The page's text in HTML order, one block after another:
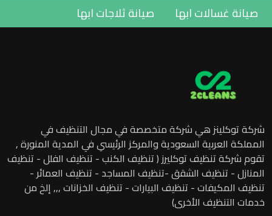
صيانة غسالات ابها صيانة ثلاجات ابها
شركة توكلينز هي شركة متخصصة في مجال التنظيف في
المملكة العربية السعودية والمركز الرئيسي في المدية المنورة ,
تقوم شركة تنظيف توكليرز ( تنظيف الكنب - تنظيف الفلل - تنظيف
المنازل - تنظيف الشقق -تنظيف المساجد - تنظيف العمائر -
تنظيف المكيفات - تنظيف البيارات - تنظيف الخزانات ,,, إلخ من
خدمات التنظيف الأخرى)